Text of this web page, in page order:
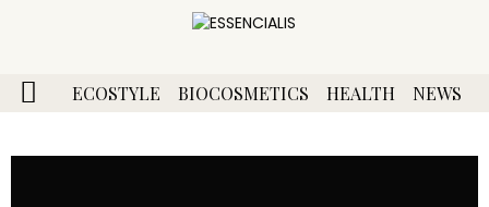
ECOSTYLE BIOCOSMETICS HEALTH NEWS